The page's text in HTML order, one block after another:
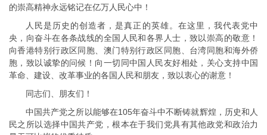
的崇高精神永远铭记在亿万人民心中！
人民是历史的创造者，是真正的英雄。在这里，我代表党中
央，向奋斗在各条战线的全国人民和各界人士，致以崇高的敬意！
向香港特别行政区同胞、澳门特别行政区同胞、台湾同胞和海外侨
胞，致以诚挚的问候！向一切同中国人民友好相处，关心支持中国
革命、建设、改革事业的各国人民和朋友，致以衷心的谢意！
同志们、朋友们！
中国共产党之所以能够在105年奋斗中不断铸就辉煌，历史和人
民之所以选择中国共产党，根本在于我们党具有其他政党和政治力